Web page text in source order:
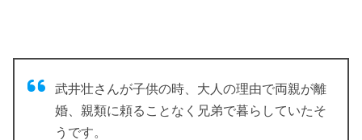
武井壮さんが子供の時、大人の理由で両親が離
婚、親類に頼ることなく兄弟で暮らしていたそ
うです。